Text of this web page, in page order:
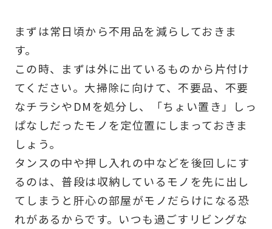
まずは常日頃から不用品を減らしておきま
す。
この時、まずは外に出ているものから片付け
てください。大掃除に向けて、不要品、不要
なチラシやDMを処分し、「ちょい置き」しっ
ぱなしだったモノを定位置にしまっておきま
しょう。
タンスの中や押し入れの中などを後回しにす
るのは、普段は収納しているモノを先に出し
てしまうと肝心の部屋がモノだらけになる恐
れがあるからです。いつも過ごすリビングな